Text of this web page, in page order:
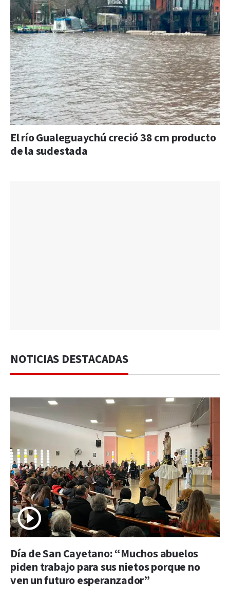
El río Gualeguaychú creció 38 cm producto
de la sudestada
NOTICIAS DESTACADAS
Día de San Cayetano: “Muchos abuelos
piden trabajo para sus nietos porque no
ven un futuro esperanzador”